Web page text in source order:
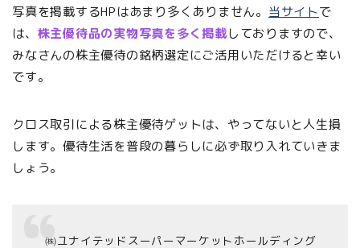
写真を掲載するHPはあまり多くありません。 当サイトで
は、 株主優待品の実物写真を多く掲載しておりますので、
みなさんの株主優待の銘柄選定にご活用いただけると幸い
です。
クロス取引による株主優待ゲットは、やってないと人生損
します。優待生活を普段の暮らしに必ず取り入れていきま
しょう。
㈱ユナイテッドスーパーマーケットホールディング